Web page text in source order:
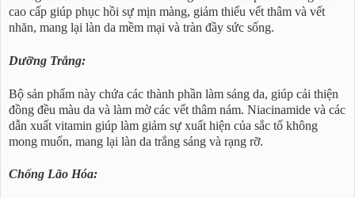
cao cấp giúp phục hồi sự mịn màng, giảm thiểu vết thâm và vết
nhăn, mang lại làn da mềm mại và tràn đầy sức sống.
Dưỡng Trắng:
Bộ sản phẩm này chứa các thành phần làm sáng da, giúp cải thiện
đồng đều màu da và làm mờ các vết thâm nám. Niacinamide và các
dẫn xuất vitamin giúp làm giảm sự xuất hiện của sắc tố không
mong muốn, mang lại làn da trắng sáng và rạng rỡ.
Chống Lão Hóa: